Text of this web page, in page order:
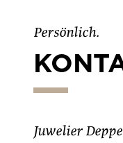
Persönlich.
Juwelier